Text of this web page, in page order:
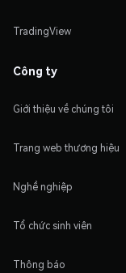
TradingView
Công ty
Giới thiệu về chúng tôi
Trang web thương hiệu
Nghề nghiệp
Tổ chức sinh viên
Thông báo